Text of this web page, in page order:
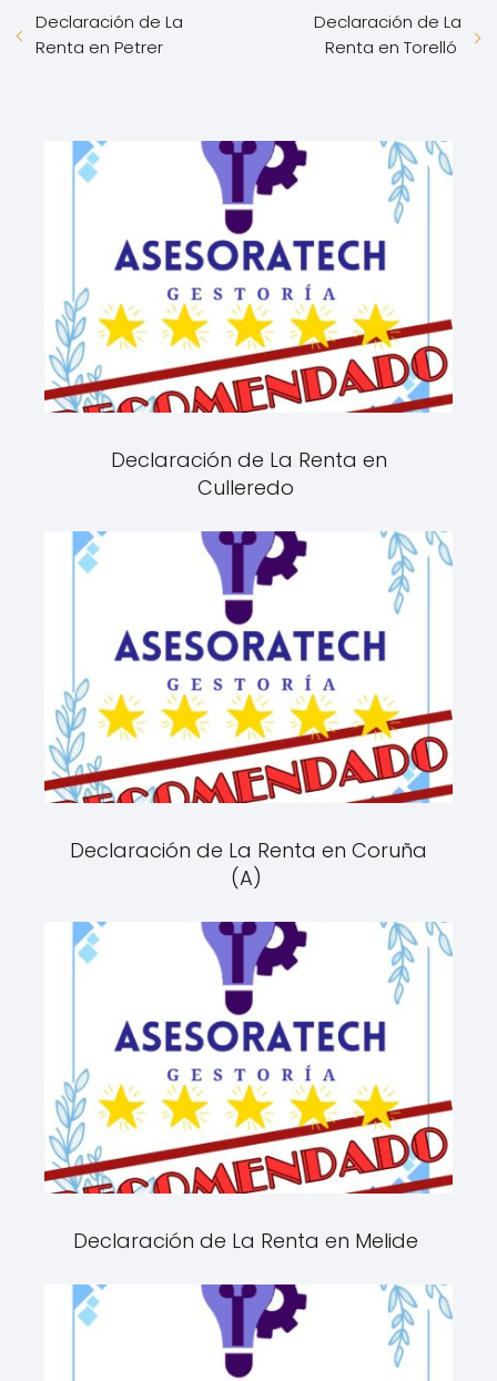
Declaración de La
Renta en Petrer
Declaración de La
Renta en Torelló
Declaración de La Renta en
Culleredo
Declaración de La Renta en Coruña
(A)
Declaración de La Renta en Melide